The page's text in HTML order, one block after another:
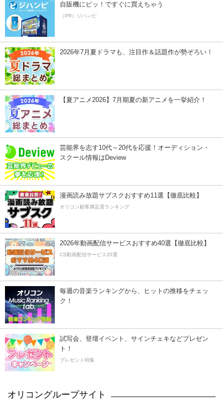
自販機にピッ！ですぐに買えちゃう
（PR）ジハンピ
2026年7月夏ドラマも、注目作＆話題作が勢ぞろい！
【夏アニメ2026】7月期夏の新アニメを一挙紹介！
芸能界を志す10代～20代を応援！オーディション・
スクール情報はDeview
漫画読み放題サブスクおすすめ11選【徹底比較】
オリコン顧客満足度ランキング
2026年動画配信サービスおすすめ40選【徹底比較】
CS動画配信サービス20選
毎週の音楽ランキングから、ヒットの推移をチェッ
ク！
試写会、登壇イベント、サインチェキなどプレゼン
ト！
プレゼント特集
オリコングループサイト